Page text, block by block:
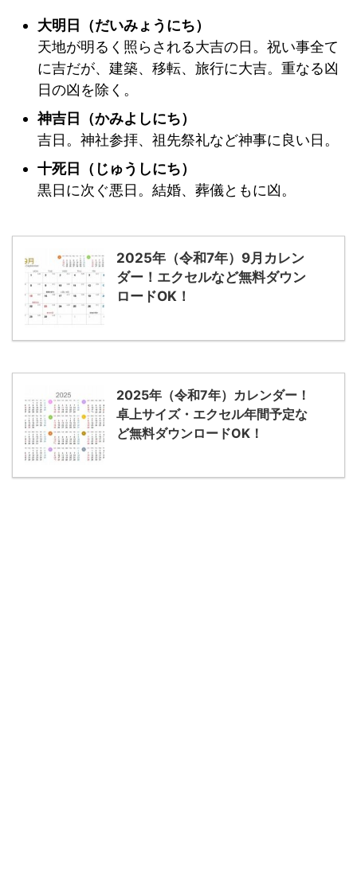
大明日（だいみょうにち）
天地が明るく照らされる大吉の日。祝い事全て
に吉だが、建築、移転、旅行に大吉。重なる凶
日の凶を除く。
神吉日（かみよしにち）
吉日。神社参拝、祖先祭礼など神事に良い日。
十死日（じゅうしにち）
黒日に次ぐ悪日。結婚、葬儀ともに凶。
2025年（令和7年）9月カレン
ダー！エクセルなど無料ダウン
ロードOK！
2025年（令和7年）カレンダー！
卓上サイズ・エクセル年間予定な
ど無料ダウンロードOK！